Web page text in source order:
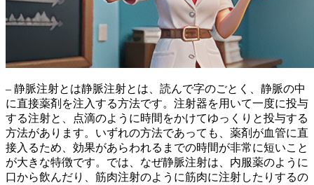
– 静脈注射とは静脈注射とは、読んで字のごとく、静脈の中
に直接薬剤を注入する方法です。注射器を用いて一度に投与
する注射と、点滴のように時間をかけてゆっくりと投与する
方法があります。いずれの方法であっても、 薬剤が血管に直
接入るため、効果があらわれるまでの時間が非常に短いこと
が大きな特徴です。では、なぜ静脈注射は、内服薬のように
口から飲んだり、筋肉注射のように筋肉に注射したりするの